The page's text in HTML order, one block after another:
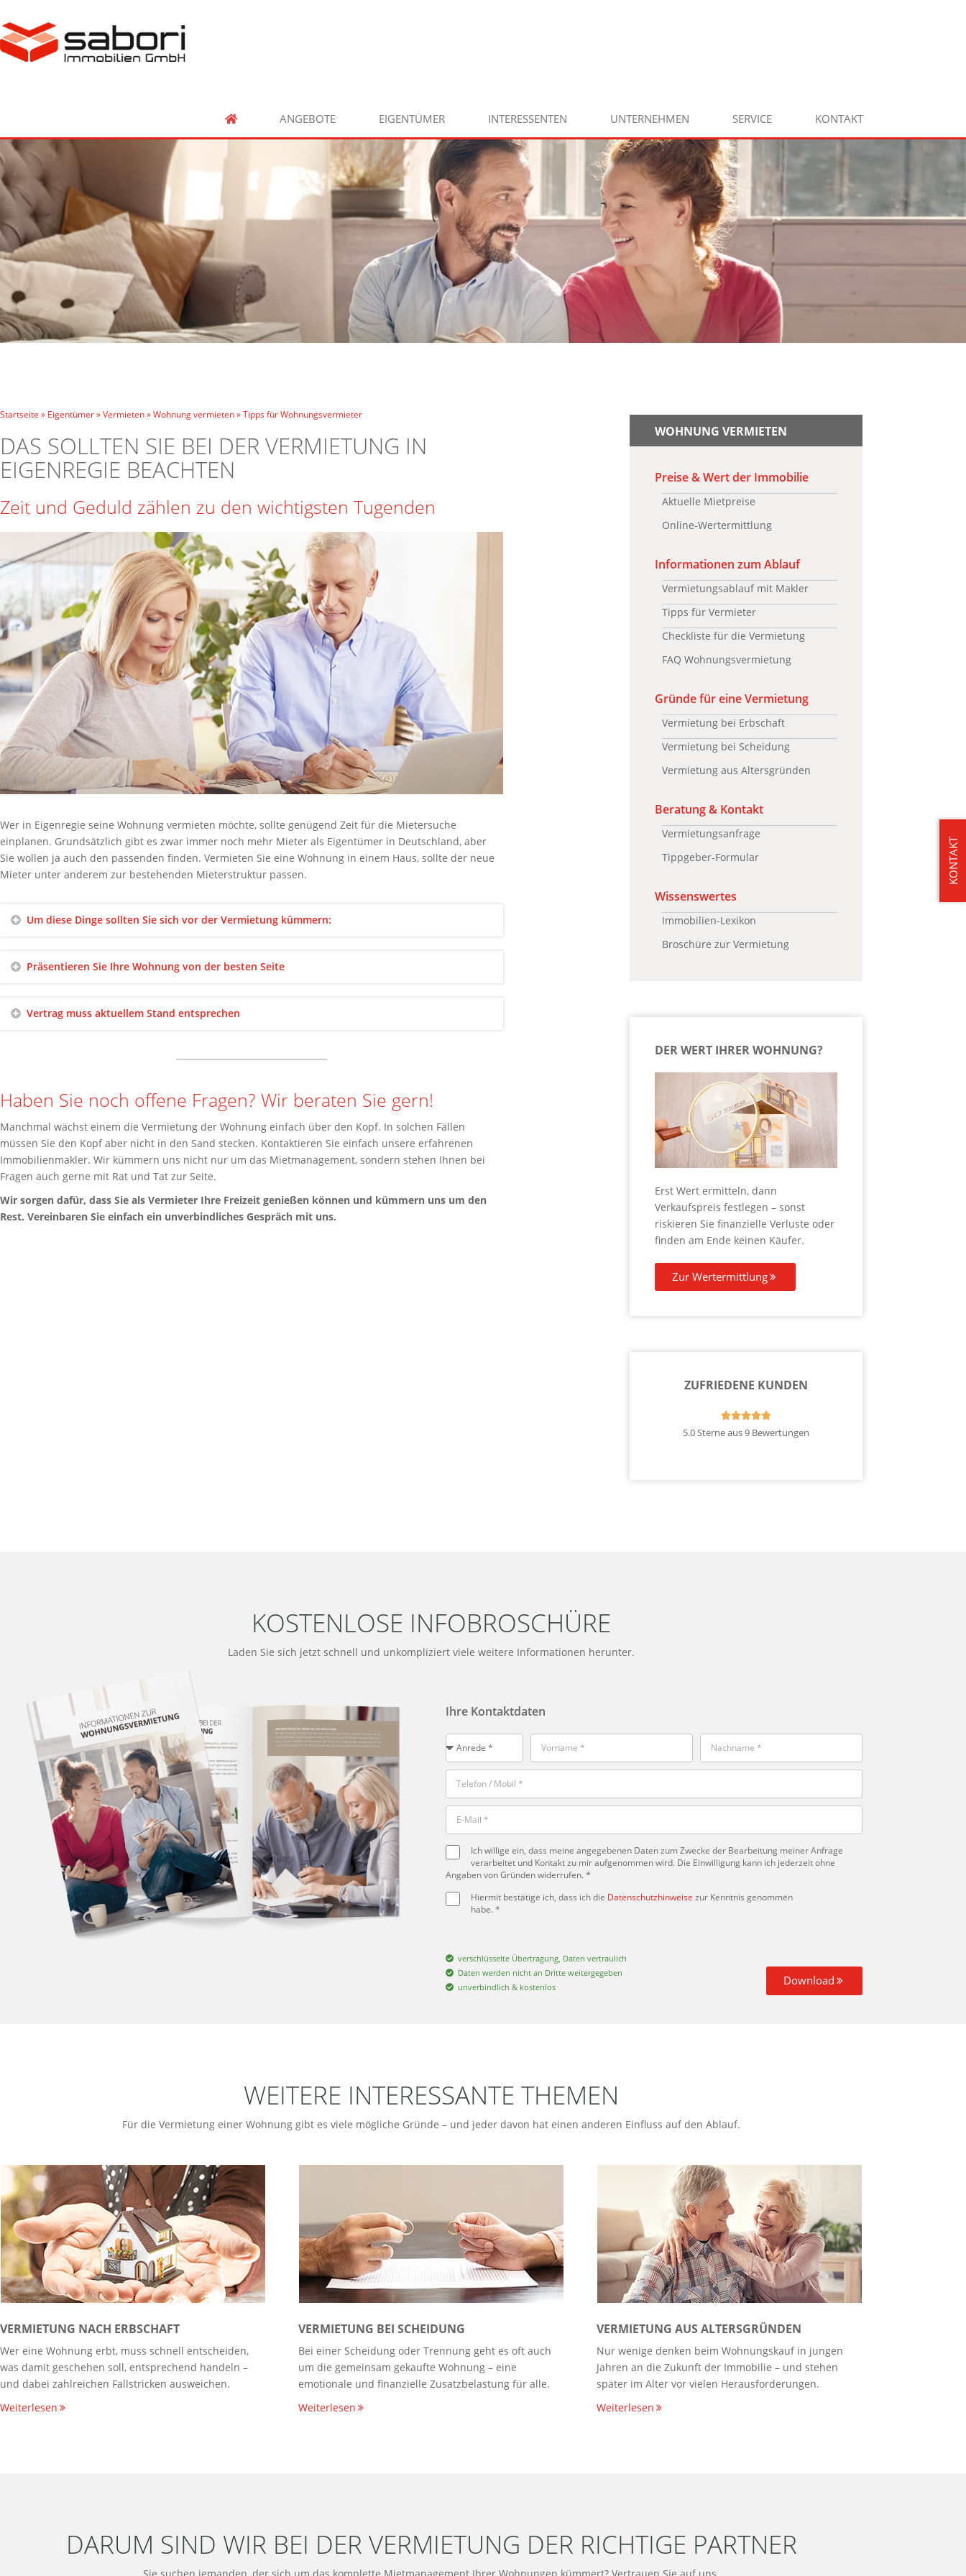
KONTAKT
ANGEBOTE EIGENTÜMER INTERESSENTEN UNTERNEHMEN SERVICE KONTAKT
Startseite » Eigentümer»Vermieten»Wohnung vermieten»Tipps für Wohnungsvermieter
DAS SOLLTEN SIE BEI DER VERMIETUNG IN
EIGENREGIE BEACHTEN
Zeit und Geduld zählen zu den wichtigsten Tugenden
Wer in Eigenregie seine Wohnung vermieten möchte, sollte genügend Zeit für die Mietersuche
einplanen. Grundsätzlich gibt es zwar immer noch mehr Mieter als Eigentümer in Deutschland, aber
Sie wollen ja auch den passenden finden. Vermieten Sie eine Wohnung in einem Haus, sollte der neue
Mieter unter anderem zur bestehenden Mieterstruktur passen.
Um diese Dinge sollten Sie sich vor der Vermietung kümmern:
Präsentieren Sie Ihre Wohnung von der besten Seite
Vertrag muss aktuellem Stand entsprechen
Haben Sie noch offene Fragen? Wir beraten Sie gern!
Manchmal wächst einem die Vermietung der Wohnung einfach über den Kopf. In solchen Fällen
müssen Sie den Kopf aber nicht in den Sand stecken. Kontaktieren Sie einfach unsere erfahrenen
Immobilienmakler. Wir kümmern uns nicht nur um das Mietmanagement, sondern stehen Ihnen bei
Fragen auch gerne mit Rat und Tat zur Seite.
Wir sorgen dafür, dass Sie als Vermieter Ihre Freizeit genießen können und kümmern uns um den
Rest. Vereinbaren Sie einfach ein unverbindliches Gespräch mit uns.
WOHNUNG VERMIETEN
Preise & Wert der Immobilie
Aktuelle Mietpreise
Online-Wertermittlung
Informationen zum Ablauf
Vermietungsablauf mit Makler
Tipps für Vermieter
Checkliste für die Vermietung
FAQ Wohnungsvermietung
Gründe für eine Vermietung
Vermietung bei Erbschaft
Vermietung bei Scheidung
Vermietung aus Altersgründen
Beratung & Kontakt
Vermietungsanfrage
Tippgeber-Formular
Wissenswertes
Immobilien-Lexikon
Broschüre zur Vermietung
DER WERT IHRER WOHNUNG?
Erst Wert ermitteln, dann
Verkaufspreis festlegen – sonst
riskieren Sie finanzielle Verluste oder
finden am Ende keinen Käufer.
Zur Wertermittlung
ZUFRIEDENE KUNDEN

5.0 Sterne aus 9 Bewertungen
KOSTENLOSE INFOBROSCHÜRE
Laden Sie sich jetzt schnell und unkompliziert viele weitere Informationen herunter.
Ihre Kontaktdaten
Ich willige ein, dass meine angegebenen Daten zum Zwecke der Bearbeitung meiner Anfrage
verarbeitet und Kontakt zu mir aufgenommen wird. Die Einwilligung kann ich jederzeit ohne
Angaben von Gründen widerrufen. *
Hiermit bestätige ich, dass ich die Datenschutzhinweise zur Kenntnis genommen
habe. *
verschlüsselte Übertragung, Daten vertraulich
Daten werden nicht an Dritte weitergegeben
unverbindlich & kostenlos
Download
WEITERE INTERESSANTE THEMEN
Für die Vermietung einer Wohnung gibt es viele mögliche Gründe – und jeder davon hat einen anderen Einfluss auf den Ablauf.
VERMIETUNG NACH ERBSCHAFT
Wer eine Wohnung erbt, muss schnell entscheiden,
was damit geschehen soll, entsprechend handeln –
und dabei zahlreichen Fallstricken ausweichen.
Weiterlesen
VERMIETUNG BEI SCHEIDUNG
Bei einer Scheidung oder Trennung geht es oft auch
um die gemeinsam gekaufte Wohnung – eine
emotionale und finanzielle Zusatzbelastung für alle.
Weiterlesen
VERMIETUNG AUS ALTERSGRÜNDEN
Nur wenige denken beim Wohnungskauf in jungen
Jahren an die Zukunft der Immobilie – und stehen
später im Alter vor vielen Herausforderungen.
Weiterlesen
DARUM SIND WIR BEI DER VERMIETUNG DER RICHTIGE PARTNER